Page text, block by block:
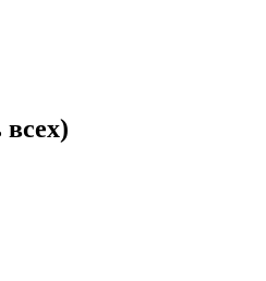
всех)